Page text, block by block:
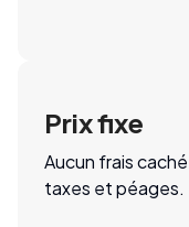
Prix fixe
Aucun frais
taxes et péages.